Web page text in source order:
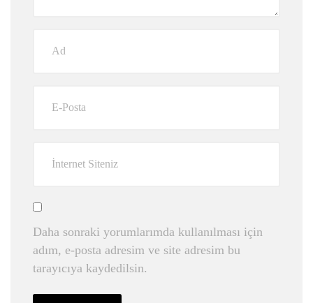
Daha sonraki yorumlarımda kullanılması için
adım, e-posta adresim ve site adresim bu
tarayıcıya kaydedilsin.